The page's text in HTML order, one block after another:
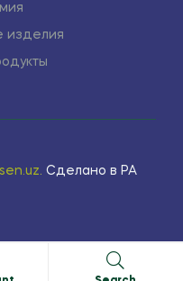
изделия
Сделано в РА